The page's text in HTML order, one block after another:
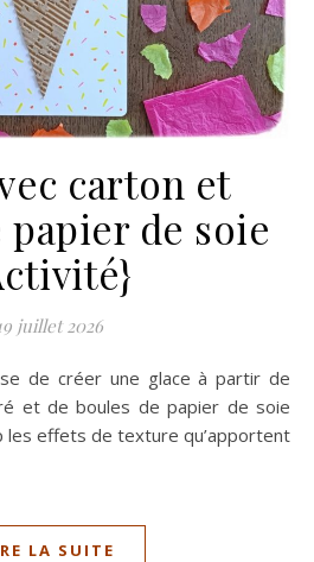
carton et
de soie
19 juillet 2026
et de boules de papier de soie
les effets de texture qu’apportent
LA SUITE